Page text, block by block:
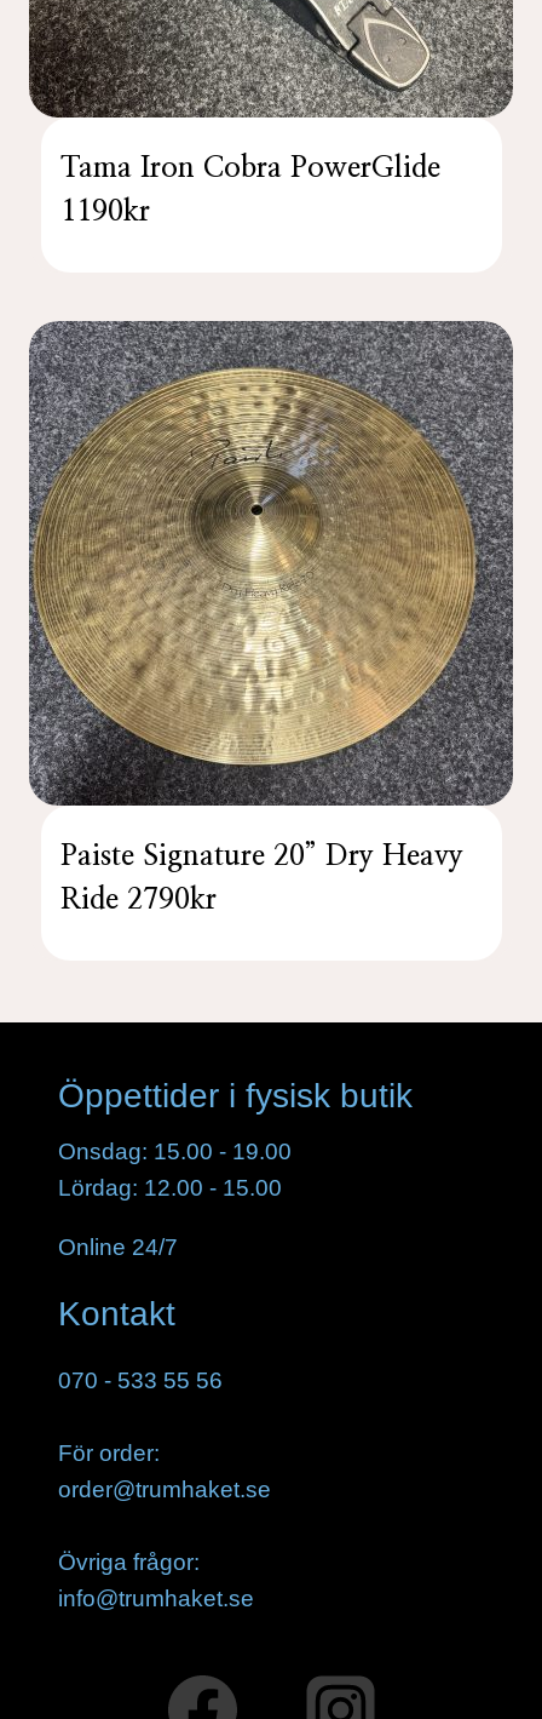
Tama Iron Cobra PowerGlide
1190kr
Paiste Signature 20” Dry Heavy
Ride 2790kr
Öppettider i fysisk butik
Onsdag: 15.00 - 19.00
Lördag: 12.00 - 15.00
Online 24/7
Kontakt
070 - 533 55 56
För order:
order@trumhaket.se
Övriga frågor:
info@trumhaket.se